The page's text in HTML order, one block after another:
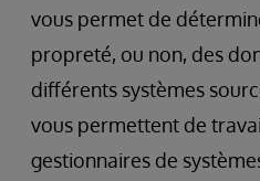
vous permet de
propreté, ou non, des
différents systèmes
vous permettent de
gestionnaires de